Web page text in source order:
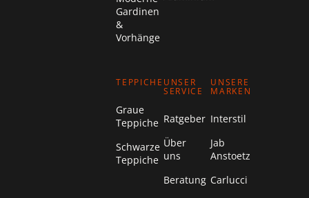
Gardinen
&
Vorhänge
TEPPICHE
Graue
Teppiche
Schwarze
Teppiche
UNSER
SERVICE
Ratgeber
Über
uns
Beratung
UNSERE
MARKEN
Interstil
Jab
Anstoetz
Carlucci